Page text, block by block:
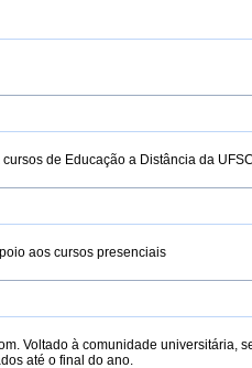
de Educação a Distância da
aos cursos presenciais
Voltado à comunidade
até o final do ano.